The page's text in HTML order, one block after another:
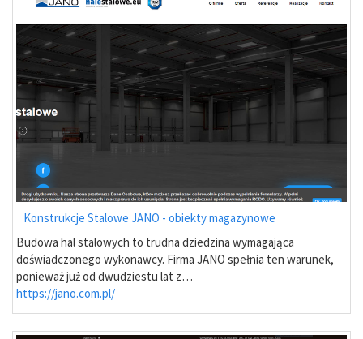
Konstrukcje Stalowe JANO - obiekty magazynowe
Budowa hal stalowych to trudna dziedzina wymagająca
doświadczonego wykonawcy. Firma JANO spełnia ten warunek,
ponieważ już od dwudziestu lat z…
https://jano.com.pl/